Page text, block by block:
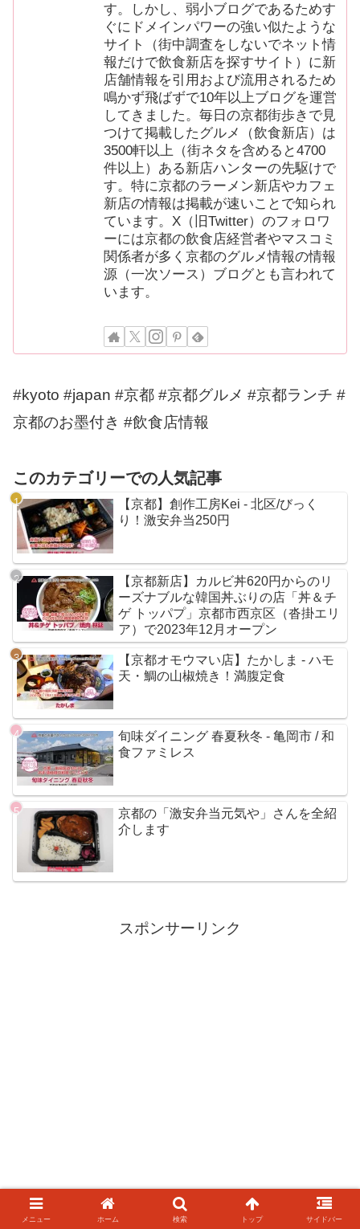
す。しかし、弱小ブログであるためす
ぐにドメインパワーの強い似たような
サイト（街中調査をしないでネット情
報だけで飲食新店を探すサイト）に新
店舗情報を引用および流用されるため
鳴かず飛ばずで10年以上ブログを運営
してきました。毎日の京都街歩きで見
つけて掲載したグルメ（飲食新店）は
3500軒以上（街ネタを含めると4700
件以上）ある新店ハンターの先駆けで
す。特に京都のラーメン新店やカフェ
新店の情報は掲載が速いことで知られ
ています。X（旧Twitter）のフォロワ
ーには京都の飲食店経営者やマスコミ
関係者が多く京都のグルメ情報の情報
源（一次ソース）ブログとも言われて
います。
#kyoto #japan #京都 #京都グルメ #京都ランチ #
京都のお墨付き #飲食店情報
このカテゴリーでの人気記事
【京都】創作工房Kei - 北区/びっく
り！激安弁当250円
【京都新店】カルビ丼620円からのリ
ーズナブルな韓国丼ぶりの店「丼＆チ
ゲ トッパプ」京都市西京区（沓掛エリ
ア）で2023年12月オープン
【京都オモウマい店】たかしま - ハモ
天・鯛の山椒焼き！満腹定食
旬味ダイニング 春夏秋冬 - 亀岡市 / 和
食ファミレス
京都の「激安弁当元気や」さんを全紹
介します
スポンサーリンク
メニュー ホーム 検索 トップ サイドバー